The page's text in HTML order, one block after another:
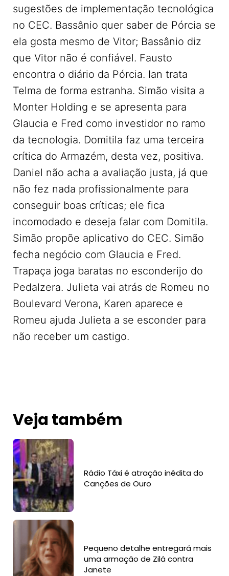
sugestões de implementação tecnológica
no CEC. Bassânio quer saber de Pórcia se
ela gosta mesmo de Vitor; Bassânio diz
que Vitor não é confiável. Fausto
encontra o diário da Pórcia. Ian trata
Telma de forma estranha. Simão visita a
Monter Holding e se apresenta para
Glaucia e Fred como investidor no ramo
da tecnologia. Domitila faz uma terceira
crítica do Armazém, desta vez, positiva.
Daniel não acha a avaliação justa, já que
não fez nada profissionalmente para
conseguir boas críticas; ele fica
incomodado e deseja falar com Domitila.
Simão propõe aplicativo do CEC. Simão
fecha negócio com Glaucia e Fred.
Trapaça joga baratas no esconderijo do
Pedalzera. Julieta vai atrás de Romeu no
Boulevard Verona, Karen aparece e
Romeu ajuda Julieta a se esconder para
não receber um castigo.
Veja também
Rádio Táxi é atração inédita do
Canções de Ouro
Pequeno detalhe entregará mais
uma armação de Zilá contra
Janete